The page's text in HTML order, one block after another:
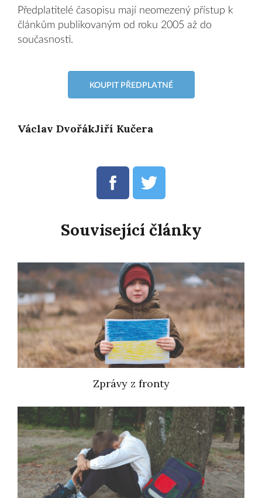
Předplatitelé časopisu mají neomezený přístup k
článkům publikovaným od roku 2005 až do
současnosti.
KOUPIT PŘEDPLATNÉ
Václav DvořákJiří Kučera
Související články
Zprávy z fronty